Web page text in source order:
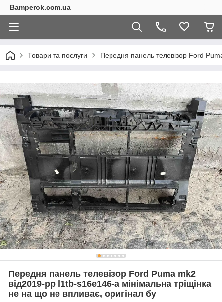
Bamperok.com.ua
Товари та послуги Передня панель телевізор Ford
Передня панель телевізор Ford Puma mk2
від2019-рр l1tb-s16e146-a мінімальна тріщінка
не на що не впливає, оригінал бу